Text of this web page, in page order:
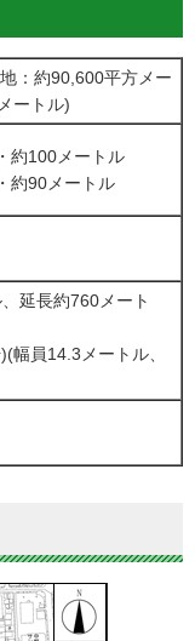
：約90,600平方メー
ートル)
約100メートル
約90メートル
延長約760メート
幅員14.3メートル、